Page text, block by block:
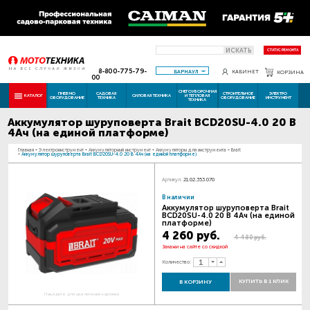
ИСКАТЬ СТАТУС РЕМОНТА
8-800-775-79-
00
БАРНАУЛ КАБИНЕТ КОРЗИНА
КАТАЛОГ ПНЕВМО
ОБОРУДОВАНИЕ
САДОВАЯ
ТЕХНИКА СИЛОВАЯ ТЕХНИКА
СНЕГОУБОРОЧНАЯ
И ТЕПЛОВАЯ
ТЕХНИКА
СТРОИТЕЛЬНОЕ
ОБОРУДОВАНИЕ
ЭЛЕКТРО
ИНСТРУМЕНТ
Аккумулятор шуруповерта Brait BCD20SU-4.0 20 В
4Ач (на единой платформе)
Главная - Электроинструмент - Аккумуляторный инструмент - Аккумуляторы для инструмента - Brait
- Аккумулятор шуруповерта Brait BCD20SU-4.0 20 В 4Ач (на единой платформе)
Наведите для увеличения картинки
Артикул: 21.02.353.070
В наличии
Аккумулятор шуруповерта Brait
BCD20SU-4.0 20 В 4Ач (на единой
платформе)
4 260 руб. 4 480 руб.
Закажи на сайте со скидкой
Количество:
В КОРЗИНУ КУПИТЬ В 1 КЛИК